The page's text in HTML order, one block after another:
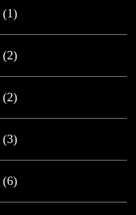
(1)
(2)
(2)
(3)
(6)